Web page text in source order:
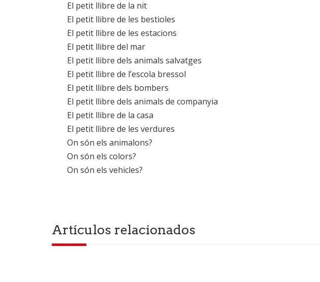
El petit llibre de la nit
El petit llibre de les bestioles
El petit llibre de les estacions
El petit llibre del mar
El petit llibre dels animals salvatges
El petit llibre de l’escola bressol
El petit llibre dels bombers
El petit llibre dels animals de companyia
El petit llibre de la casa
El petit llibre de les verdures
On són els animalons?
On són els colors?
On són els vehicles?
Artículos relacionados